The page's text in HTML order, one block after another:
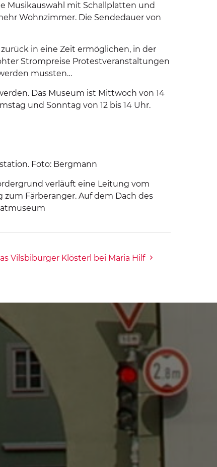
Musikauswahl mit Schallplatten und
Wohnzimmer. Die Sendedauer von
in eine Zeit ermöglichen, in der
Strompreise Protestveranstaltungen
mussten…
Das Museum ist Mittwoch von 14
und Sonntag von 12 bis 14 Uhr.
Foto: Bergmann
verläuft eine Leitung vom
Färberanger. Auf dem Dach des
Vilsbiburger Klösterl bei Maria Hilf